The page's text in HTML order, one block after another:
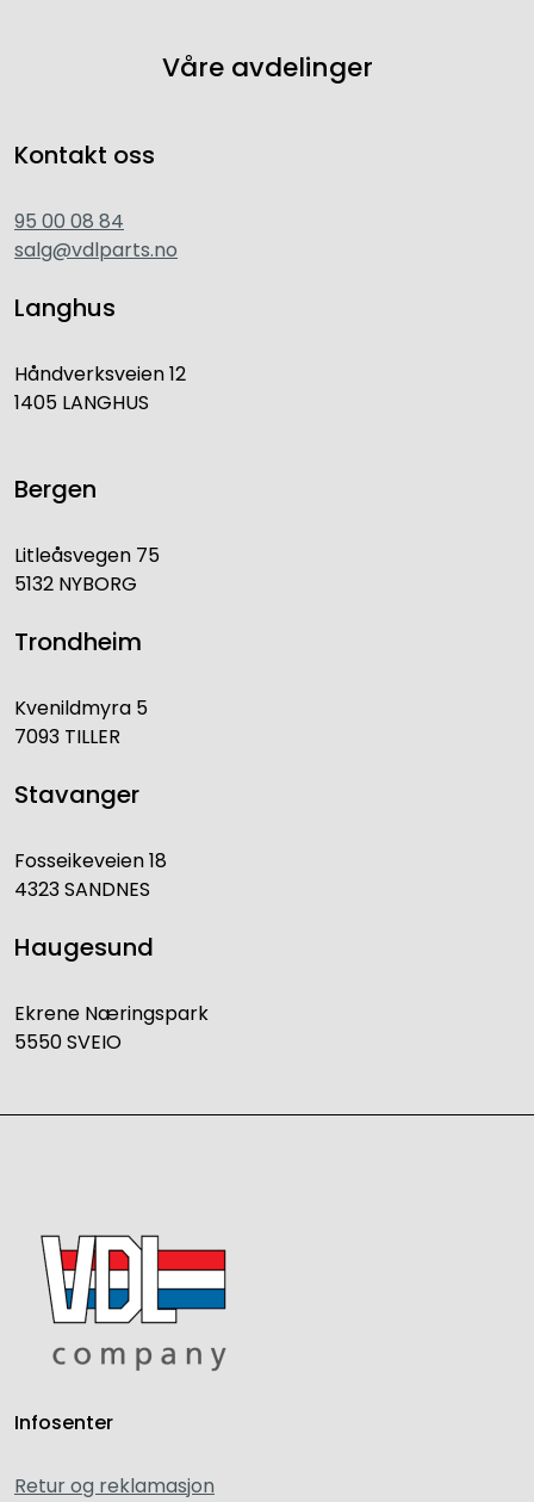
Våre avdelinger
Kontakt oss
95 00 08 84
salg@vdlparts.no
Langhus
Håndverksveien 12
1405 LANGHUS
Bergen
Litleåsvegen 75
5132 NYBORG
Trondheim
Kvenildmyra 5
7093 TILLER
Stavanger
Fosseikeveien 18
4323 SANDNES
Haugesund
Ekrene Næringspark
5550 SVEIO
Infosenter
Retur og reklamasjon